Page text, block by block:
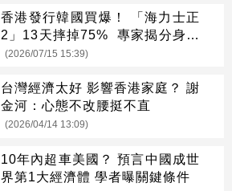
香港發行韓國買爆！ 「海力士正
2」13天摔掉75% 專家揭分身綁
架現貨秘辛
(2026/07/15 15:39)
台灣經濟太好 影響香港家庭？ 謝
金河：心態不改腰挺不直
(2026/04/14 13:09)
10年內超車美國？ 預言中國成世
界第1大經濟體 學者曝關鍵條件